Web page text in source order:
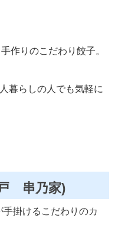
作りのこだわり餃子。
暮らしの人でも気軽に
串乃家)
掛けるこだわりのカ